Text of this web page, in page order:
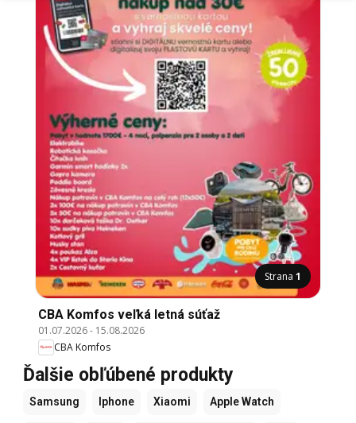
Strana 1
CBA Komfos veľká letná súťaž
01.07.2026- 15.08.2026
CBA Komfos
Ďalšie obľúbené produkty
Samsung Iphone Xiaomi Apple Watch